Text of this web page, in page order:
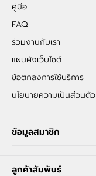
คู่มือ
FAQ
ร่วมงานกับเรา
แผนผังเว็บไซต์
ข้อตกลงการใช้บริการ
นโยบายความเป็นส่วนตัว
ข้อมูลสมาชิก
ลูกค้าสัมพันธ์